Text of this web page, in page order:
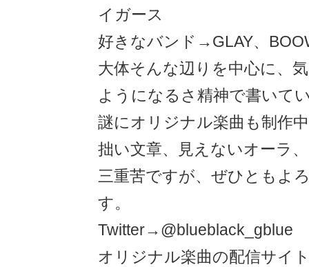
イガース
好きなバンド→GLAY、
大体そんな辺りを中心に、
ようになるさ精神で書いて
謎にオリジナル楽曲も制作
拙い文章、見えないオーラ
三重苦ですが、ぜひともよ
す。
Twitter→@blueblack_gblue
オリジナル楽曲の配信サイ